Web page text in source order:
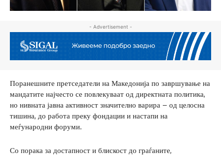
- Advertisement -
Поранешните претседатели на Македонија по завршување на
мандатите најчесто се повлекуваат од директната политика,
но нивната јавна активност значително варира – од целосна
тишина, до работа преку фондации и настапи на
меѓународни форуми.
Со порака за достапност и блискост до граѓаните,